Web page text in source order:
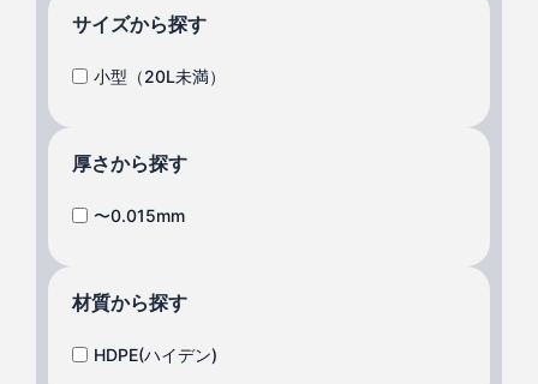
サイズから探す
小型（20L未満）
厚さから探す
〜0.015mm
材質から探す
HDPE(ハイデン)